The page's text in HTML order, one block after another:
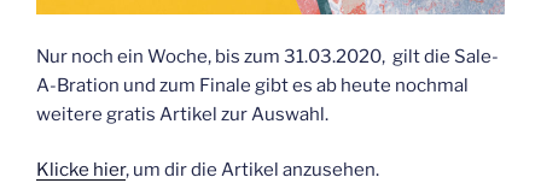
Nur noch ein Woche, bis zum 31.03.2020, gilt die Sale-
A-Bration und zum Finale gibt es ab heute nochmal
weitere gratis Artikel zur Auswahl.
Klicke hier, um dir die Artikel anzusehen.